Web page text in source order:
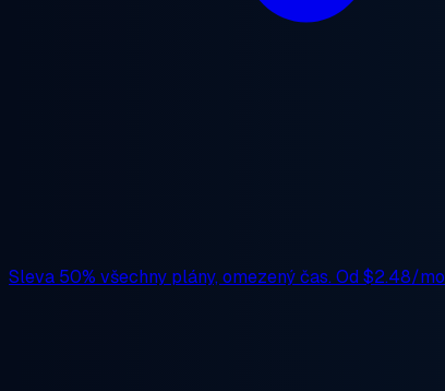
Sleva 50% všechny plány, omezený čas. Od $2.48/mo